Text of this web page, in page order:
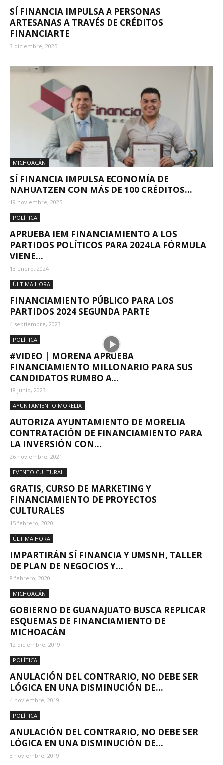
SÍ FINANCIA IMPULSA A PERSONAS
ARTESANAS A TRAVÉS DE CRÉDITOS
FINANCIARTE
3 diciembre, 2025
MICHOACÁN
SÍ FINANCIA IMPULSA ECONOMÍA DE
NAHUATZEN CON MÁS DE 100 CRÉDITOS...
19 noviembre, 2025
POLÍTICA
APRUEBA IEM FINANCIAMIENTO A LOS
PARTIDOS POLÍTICOS PARA 2024LA FÓRMULA
VIENE...
13 enero, 2024
ÚLTIMA HORA
FINANCIAMIENTO PÚBLICO PARA LOS
PARTIDOS 2024 SEGUNDA PARTE
4 septiembre, 2023
POLÍTICA
#VIDEO | MORENA APRUEBA
FINANCIAMIENTO MILLONARIO PARA SUS
CANDIDATOS RUMBO A...
18 junio, 2023
AYUNTAMIENTO MORELIA
AUTORIZA AYUNTAMIENTO DE MORELIA
CONTRATACIÓN DE FINANCIAMIENTO PARA
LA INVERSIÓN CON...
26 noviembre, 2021
EVENTO CULTURAL
GRATIS, CURSO DE MARKETING Y
FINANCIAMIENTO DE PROYECTOS
CULTURALES
15 febrero, 2020
ÚLTIMA HORA
IMPARTIRÁN SÍ FINANCIA Y UMSNH, TALLER
DE PLAN DE NEGOCIOS Y...
8 febrero, 2020
MICHOACÁN
GOBIERNO DE GUANAJUATO BUSCA REPLICAR
ESQUEMAS DE FINANCIAMIENTO DE
MICHOACÁN
12 diciembre, 2019
POLÍTICA
ANULACIÓN DEL CONTRARIO, NO DEBE SER
LÓGICA EN UNA DISMINUCIÓN DE...
4 noviembre, 2019
POLÍTICA
ANULACIÓN DEL CONTRARIO, NO DEBE SER
LÓGICA EN UNA DISMINUCIÓN DE...
3 noviembre, 2019